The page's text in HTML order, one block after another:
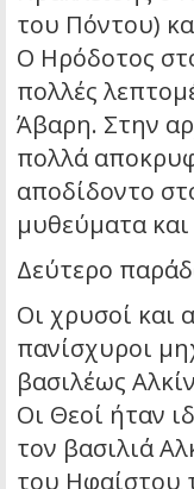
του Πόντου)
Ο Ηρόδοτος
πολλές
Άβαρη. Στην
πολλά
αποδίδοντο
μυθεύματα
Δεύτερο
Οι χρυσοί και
πανίσχυροι
βασιλέως
Οι Θεοί ήταν
τον βασιλιά
του Ηφαίστου